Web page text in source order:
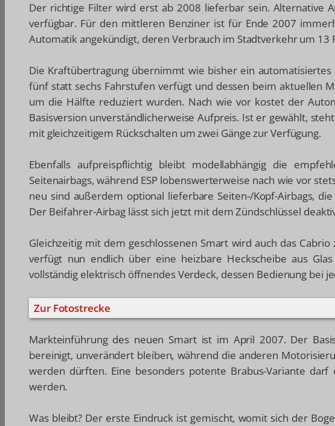
Der richtige Filter wird erst ab 2008 lieferbar sein. Alternative
verfügbar. Für den mittleren Benziner ist für Ende 2007
Automatik angekündigt, deren Verbrauch im Stadtverkehr um 13
Die Kraftübertragung übernimmt wie bisher ein
fünf statt sechs Fahrstufen verfügt und dessen beim aktuellen
um die Hälfte reduziert wurden. Nach wie vor kostet der
Basisversion unverständlicherweise Aufpreis. Ist er gewählt,
mit gleichzeitigem Rückschalten um zwei Gänge zur Verfügung.
Ebenfalls aufpreispflichtig bleibt modellabhängig die
Seitenairbags, während ESP lobenswerterweise nach wie vor
neu sind außerdem optional lieferbare Seiten-/Kopf-Airbags,
Der Beifahrer-Airbag lässt sich jetzt mit dem Zündschlüssel
Gleichzeitig mit dem geschlossenen Smart wird auch das
verfügt nun endlich über eine heizbare Heckscheibe aus
vollständig elektrisch öffnendes Verdeck, dessen Bedienung bei
Zur Fotostrecke
Markteinführung des neuen Smart ist im April 2007. Der
bereinigt, unverändert bleiben, während die anderen
werden dürften. Eine besonders potente Brabus-Variante
werden.
Was bleibt? Der erste Eindruck ist gemischt, womit sich der